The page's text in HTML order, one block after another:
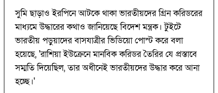
সুমি ছাড়াও ইরপিনে আটকে থাকা ভারতীয়দের গ্রিন করিডরের
মাধ্যমে উদ্ধারের কথাও জানিয়েছে বিদেশ মন্ত্রক। টুইটে
ভারতীয় পড়ুয়াদের বাসযাত্রীর ভিডিয়ো পোস্ট করে বলা
হয়েছে, 'রাশিয়া ইউক্রেনে মানবিক করিডর তৈরির যে প্রস্তাবে
সম্মতি দিয়েছিল, তার অধীনেই ভারতীয়দের উদ্ধার করে আনা
হচ্ছে।'